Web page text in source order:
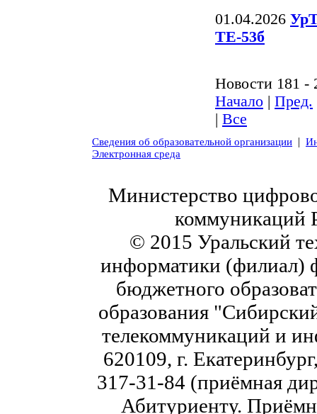
01.04.2026
ТЕ-53б
Новости 181 -
Начало
Пред.
Все
Сведения об образовательной организации |
Электронная среда
Министерство
коммуникаций
© 2015 Уральский
информатики (филиал)
бюджетного
образования
телекоммуникаций и
620109, г.
317-31-84 (приёмная
Абитуриенту.